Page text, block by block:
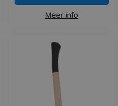
Meer info